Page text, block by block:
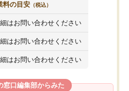
料の目安 （税込）
はお問い合わせください
はお問い合わせください
はお問い合わせください
窓口編集部からみた